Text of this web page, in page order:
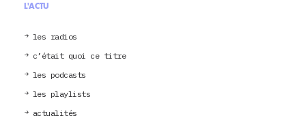
L'ACTU
les radios
c’était quoi ce titre
les podcasts
les playlists
actualités